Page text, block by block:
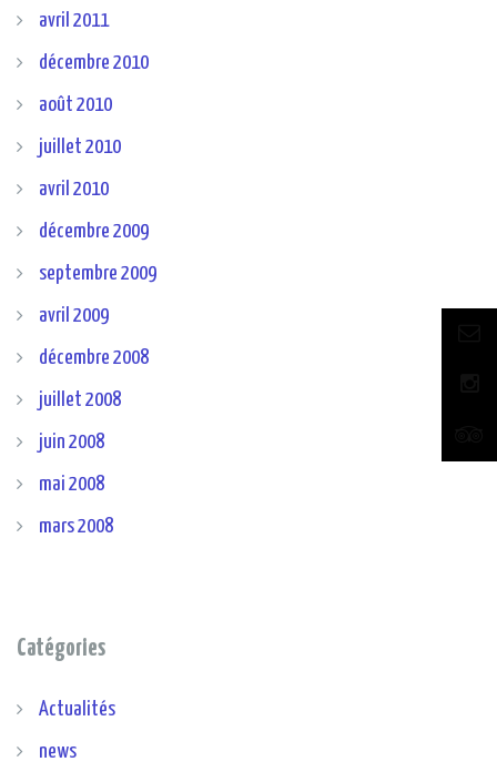
avril 2011
décembre 2010
août 2010
juillet 2010
avril 2010
décembre 2009
septembre 2009
avril 2009
décembre 2008
juillet 2008
juin 2008
mai 2008
mars 2008
Catégories
Actualités
news